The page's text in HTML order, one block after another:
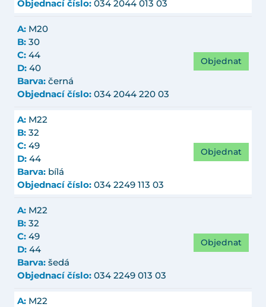
Objednací číslo: 034 2044 013 03
A: M20
B: 30
C: 44
D: 40
Barva: černá
Objednací číslo: 034 2044 220 03
Objednat
A: M22
B: 32
C: 49
D: 44
Barva: bílá
Objednací číslo: 034 2249 113 03
Objednat
A: M22
B: 32
C: 49
D: 44
Barva: šedá
Objednací číslo: 034 2249 013 03
Objednat
A: M22